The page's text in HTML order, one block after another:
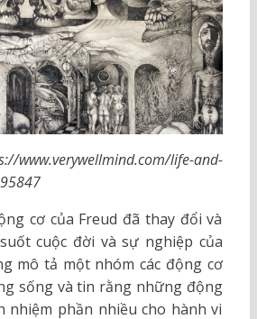
life-and-
cơ của Freud đã thay đổi và
cuộc đời và sự nghiệp của
mô tả một nhóm các động cơ
sống và tin rằng những động
nhiệm phần nhiều cho hành vi